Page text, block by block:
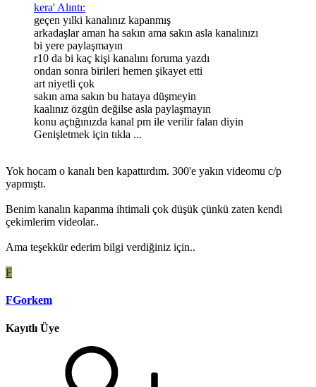
kera' Alıntı:
geçen yılki kanalınız kapanmış
arkadaşlar aman ha sakın ama sakın asla kanalınızı
bi yere paylaşmayın
r10 da bi kaç kişi kanalını foruma yazdı
ondan sonra birileri hemen şikayet etti
art niyetli çok
sakın ama sakın bu hataya düşmeyin
kaalınız özgün değilse asla paylaşmayın
konu açtığınızda kanal pm ile verilir falan diyin
Genişletmek için tıkla ...
Yok hocam o kanalı ben kapattırdım. 300'e yakın videomu c/p
yapmıştı.
Benim kanalın kapanma ihtimali çok düşük çünkü zaten kendi
çekimlerim videolar..
Ama teşekkür ederim bilgi verdiğiniz için..
F
FGorkem
Kayıtlı Üye